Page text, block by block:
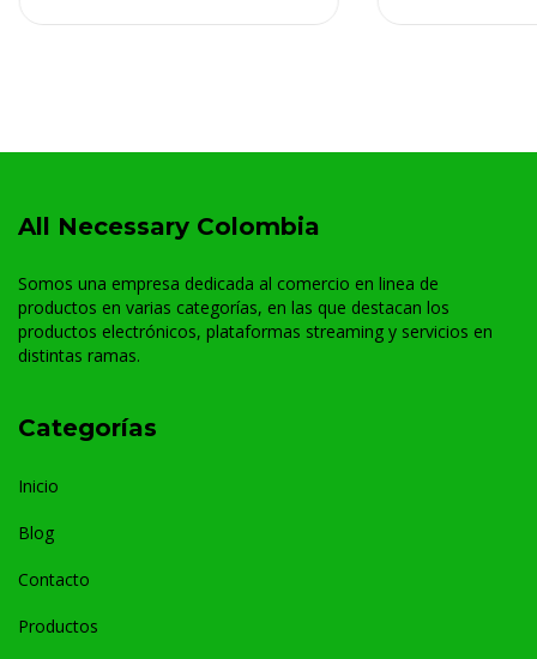
All Necessary Colombia
Somos una empresa dedicada al comercio en linea de
productos en varias categorías, en las que destacan los
productos electrónicos, plataformas streaming y servicios en
distintas ramas.
Categorías
Inicio
Blog
Contacto
Productos